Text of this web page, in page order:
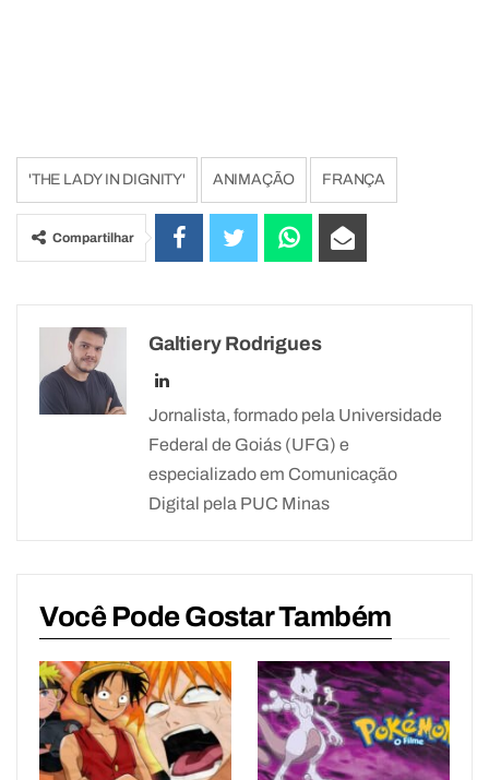
'THE LADY IN DIGNITY' ANIMAÇÃO FRANÇA
Compartilhar
Galtiery Rodrigues
Jornalista, formado pela Universidade
Federal de Goiás (UFG) e
especializado em Comunicação
Digital pela PUC Minas
Você Pode Gostar Também